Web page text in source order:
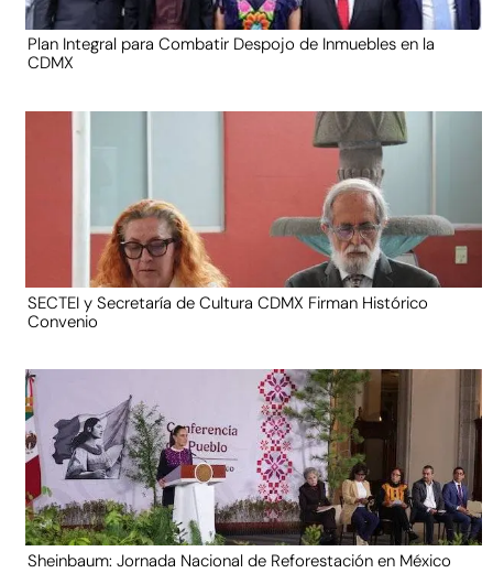
Plan Integral para Combatir Despojo de Inmuebles en la
CDMX
SECTEI y Secretaría de Cultura CDMX Firman Histórico
Convenio
Sheinbaum: Jornada Nacional de Reforestación en México